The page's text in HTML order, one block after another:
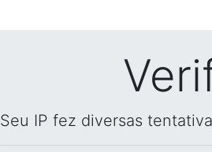
Seu IP fez diversas